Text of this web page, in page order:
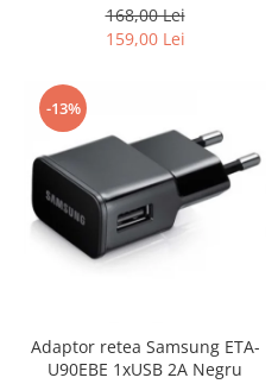
BLF19E pentru Panasonic
Lumix DC-GH5 DMC-GH4
168,00 Lei
159,00 Lei
-13%
Adaptor retea Samsung ETA-
U90EBE 1xUSB 2A Negru